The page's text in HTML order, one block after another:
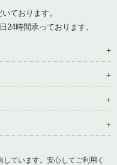
ております。
24時間承っております。
ています。安心してご利用く